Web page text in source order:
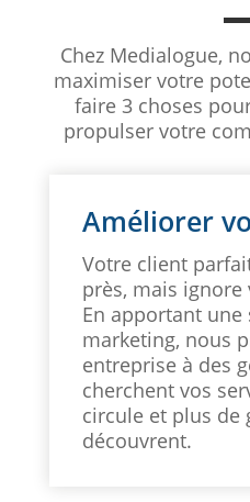
Chez Medialogue,
maximiser votre
faire 3 choses
propulser votre
Améliorer
Votre client
près, mais ignore
En apportant
marketing, nous
entreprise à des
cherchent vos
circule et plus de
découvrent.